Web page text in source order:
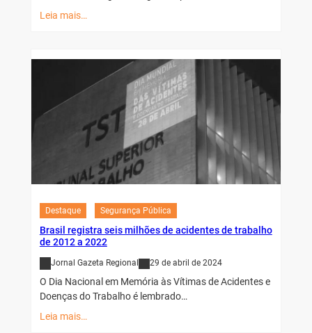
Leia mais…
Destaque Segurança Pública
Brasil registra seis milhões de acidentes de trabalho
de 2012 a 2022
Jornal Gazeta Regional 29 de abril de 2024
O Dia Nacional em Memória às Vítimas de Acidentes e
Doenças do Trabalho é lembrado…
Leia mais…